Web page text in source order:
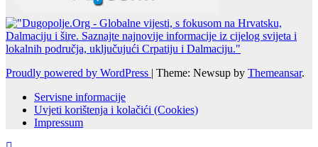
Proudly powered by WordPress | Theme: Newsup by Themeansar.
Servisne informacije
Uvjeti korištenja i kolačići (Cookies)
Impressum